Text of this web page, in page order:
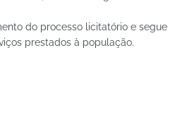
do processo licitatório e segue
prestados à população.